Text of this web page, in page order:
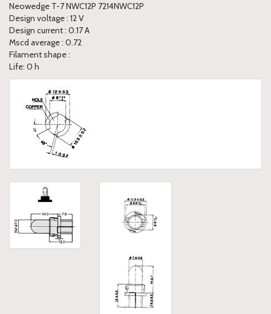
Neowedge T-7 NWC12P 7214NWC12P
Design voltage : 12 V
Design current : 0.17 A
Mscd average : 0.72
Filament shape :
Life: 0 h